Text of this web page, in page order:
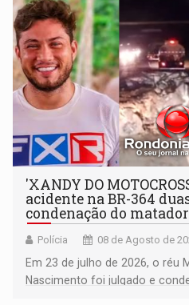
'XANDY DO
acidente na BR-364
condenação do
Polícia 08 de Agosto de
Em 23 de julho de 2026, o réu
Nascimento foi julgado e